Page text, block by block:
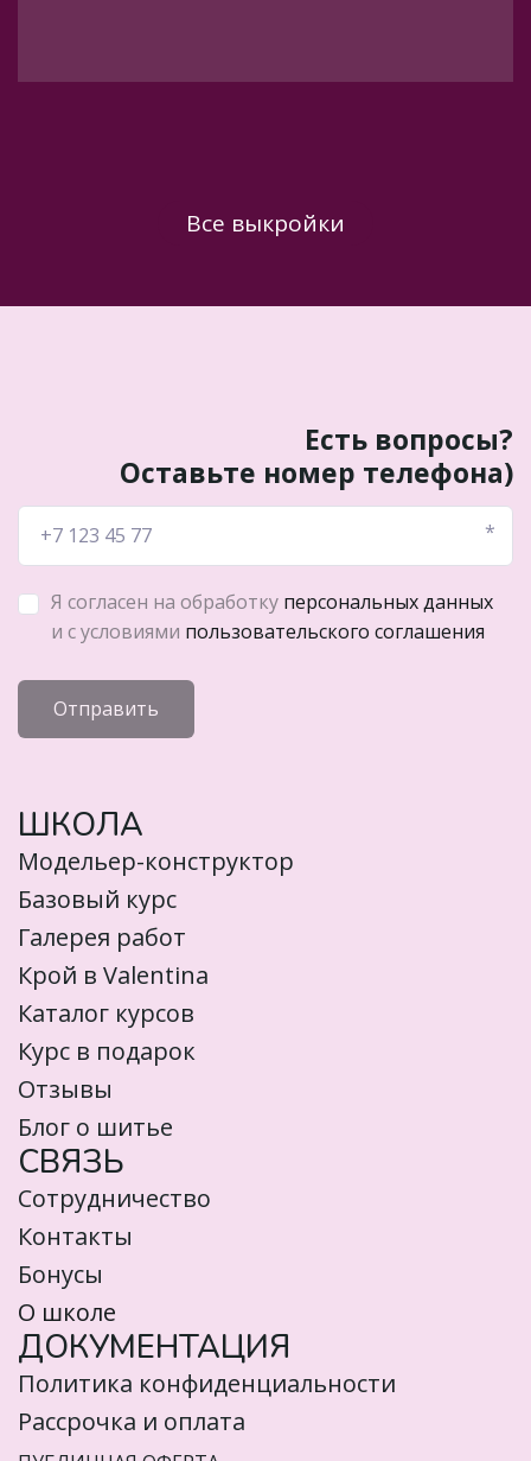
Все выкройки
Есть вопросы?
Оставьте номер телефона)
*
Я согласен на обработку персональных данных
и с условиями пользовательского соглашения
Отправить
ШКОЛА
Модельер-конструктор
Базовый курс
Галерея работ
Крой в Valentina
Каталог курсов
Курс в подарок
Отзывы
Блог о шитье
СВЯЗЬ
Сотрудничество
Контакты
Бонусы
О школе
ДОКУМЕНТАЦИЯ
Политика конфиденциальности
Рассрочка и оплата